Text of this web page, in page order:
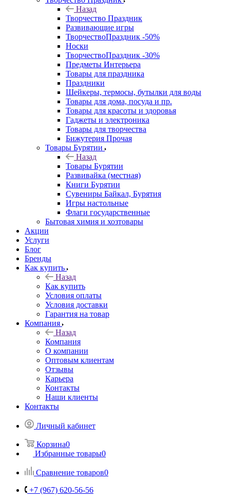
Назад
Творчество Праздник
Развивающие игры
ТворчествоПраздник -50%
Носки
ТворчествоПраздник -30%
Предметы Интерьера
Товары для праздника
Праздники
Шейкеры, термосы, бутылки для воды
Товары для дома, посуда и пр.
Товары для красоты и здоровья
Гаджеты и электроника
Товары для творчества
Бижутерия Прочая
Товары Бурятии
Назад
Товары Бурятии
Развивайка (местная)
Книги Бурятии
Сувениры Байкал, Бурятия
Игры настольные
Флаги государственные
Бытовая химия и хозтовары
Акции
Услуги
Блог
Бренды
Как купить
Назад
Как купить
Условия оплаты
Условия доставки
Гарантия на товар
Компания
Назад
Компания
О компании
Оптовым клиентам
Отзывы
Карьера
Контакты
Наши клиенты
Контакты
Личный кабинет
Корзина0
Избранные товары0
Сравнение товаров0
+7 (967) 620-56-56